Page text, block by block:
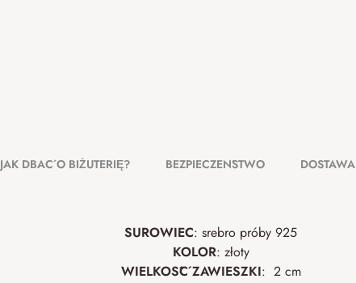
JAK DBAĆ O BIŻUTERIĘ? BEZPIECZEŃSTWO DOSTAWA
SUROWIEC: srebro próby 925
KOLOR: złoty
WIELKOŚĆ ZAWIESZKI: 2 cm